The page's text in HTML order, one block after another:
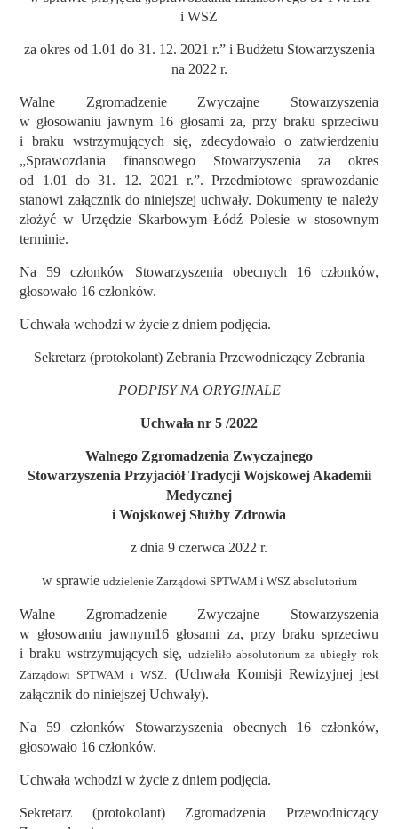
i WSZ
za okres od 1.01 do 31. 12. 2021 r.” i Budżetu Stowarzyszenia
na 2022 r.
Walne Zgromadzenie Zwyczajne Stowarzyszenia
w głosowaniu jawnym 16 głosami za, przy braku sprzeciwu
i braku wstrzymujących się, zdecydowało o zatwierdzeniu
„Sprawozdania finansowego Stowarzyszenia za okres
od 1.01 do 31. 12. 2021 r.”. Przedmiotowe sprawozdanie
stanowi załącznik do niniejszej uchwały. Dokumenty te należy
złożyć w Urzędzie Skarbowym Łódź Polesie w stosownym
terminie.
Na 59 członków Stowarzyszenia obecnych 16 członków,
głosowało 16 członków.
Uchwała wchodzi w życie z dniem podjęcia.
Sekretarz (protokolant) Zebrania Przewodniczący Zebrania
PODPISY NA ORYGINALE
Uchwała nr 5 /2022
Walnego Zgromadzenia Zwyczajnego
Stowarzyszenia Przyjaciół Tradycji Wojskowej Akademii
Medycznej
i Wojskowej Służby Zdrowia
z dnia 9 czerwca 2022 r.
w sprawie udzielenie Zarządowi SPTWAM i WSZ absolutorium
Walne Zgromadzenie Zwyczajne Stowarzyszenia
w głosowaniu jawnym16 głosami za, przy braku sprzeciwu
i braku wstrzymujących się, udzieliło absolutorium za ubiegły rok
Zarządowi SPTWAM i WSZ.
(Uchwała Komisji Rewizyjnej jest
załącznik do niniejszej Uchwały).
Na 59 członków Stowarzyszenia obecnych 16 członków,
głosowało 16 członków.
Uchwała wchodzi w życie z dniem podjęcia.
Sekretarz (protokolant)Zgromadzenia Przewodniczący